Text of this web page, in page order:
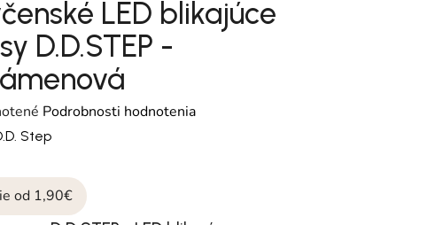
LED blikajúce
D.D.STEP -
hodnotenie produktu je 0,0 z 5 hviezdičiek.
Podrobnosti hodnotenia
Step
od 1,90€